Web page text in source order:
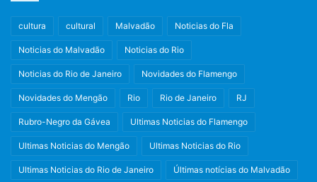
cultura cultural Malvadão Noticias do Fla
Noticias do Malvadão Noticias do Rio
Noticias do Rio de Janeiro Novidades do Flamengo
Novidades do Mengão Rio Rio de Janeiro RJ
Rubro-Negro da Gávea Ultimas Noticias do Flamengo
Ultimas Noticias do Mengão Ultimas Noticias do Rio
Ultimas Noticias do Rio de Janeiro Últimas notícias do Malvadão